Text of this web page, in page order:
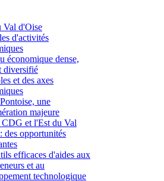
Val d'Oise
d'activités
économique dense,
diversifié
et des axes
une
majeure
et l'Est du Val
des opportunités
efficaces d'aides aux
et au
technologique